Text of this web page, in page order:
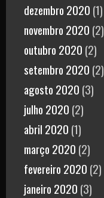
dezembro 2020 (1)
novembro 2020 (2)
outubro 2020 (2)
setembro 2020 (2)
agosto 2020 (3)
julho 2020 (2)
abril 2020 (1)
março 2020 (2)
fevereiro 2020 (2)
janeiro 2020 (3)